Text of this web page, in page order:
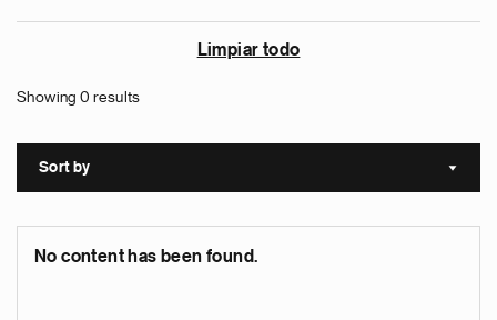
Limpiar todo
Showing 0 results
Sort by Sort
No content has been found.